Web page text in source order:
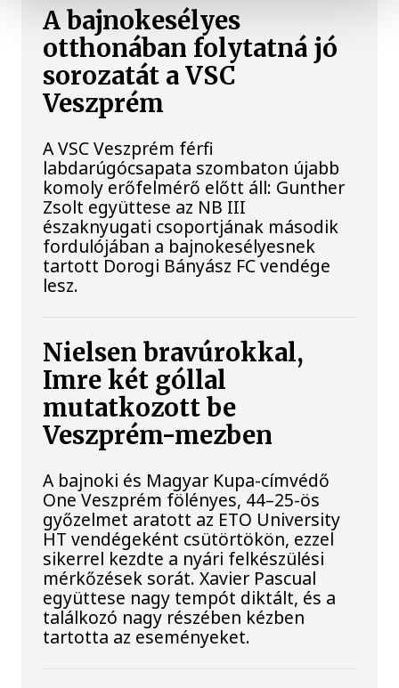
A bajnokesélyes
otthonában folytatná jó
sorozatát a VSC
Veszprém
A VSC Veszprém férfi
labdarúgócsapata szombaton újabb
komoly erőfelmérő előtt áll: Gunther
Zsolt együttese az NB III
északnyugati csoportjának második
fordulójában a bajnokesélyesnek
tartott Dorogi Bányász FC vendége
lesz.
Nielsen bravúrokkal,
Imre két góllal
mutatkozott be
Veszprém-mezben
A bajnoki és Magyar Kupa-címvédő
One Veszprém fölényes, 44–25-ös
győzelmet aratott az ETO University
HT vendégeként csütörtökön, ezzel
sikerrel kezdte a nyári felkészülési
mérkőzések sorát. Xavier Pascual
együttese nagy tempót diktált, és a
találkozó nagy részében kézben
tartotta az eseményeket.